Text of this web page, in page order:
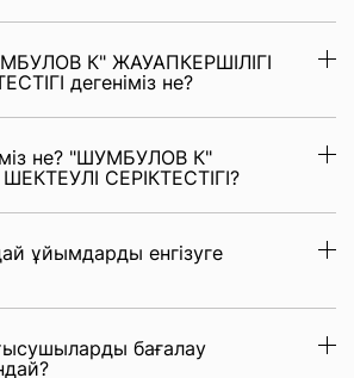
К" ЖАУАПКЕРШІЛІГІ
дегеніміз не?
не? "ШУМБУЛОВ К"
СЕРІКТЕСТІГІ?
ұйымдарды енгізуге
бағалау